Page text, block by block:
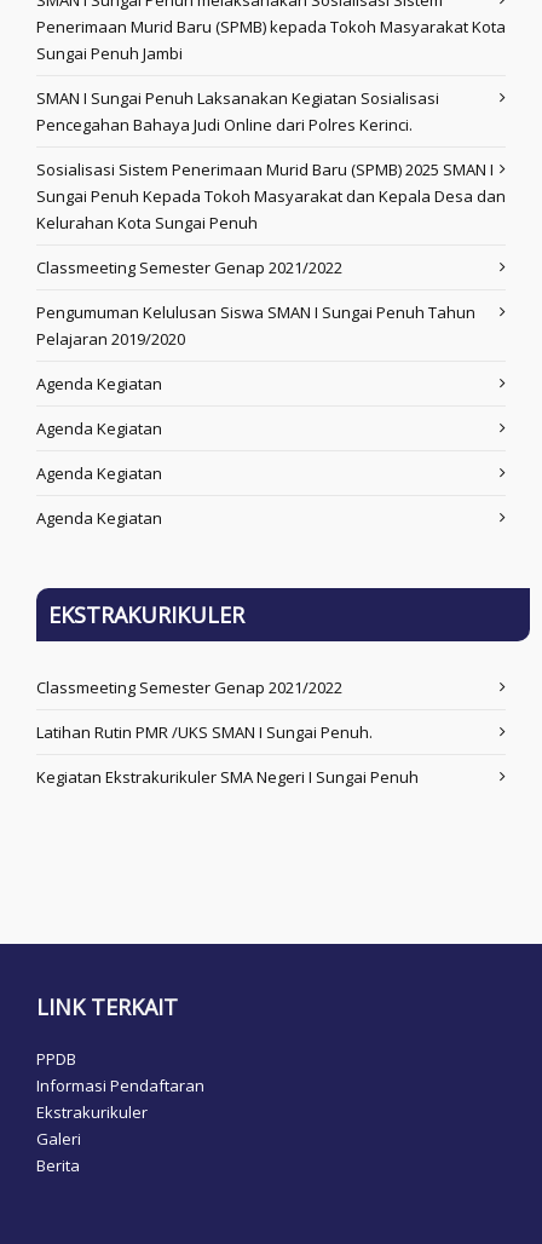
Penerimaan Murid Baru (SPMB) kepada Tokoh Masyarakat Kota
Sungai Penuh Jambi
SMAN I Sungai Penuh Laksanakan Kegiatan Sosialisasi
Pencegahan Bahaya Judi Online dari Polres Kerinci.
Sosialisasi Sistem Penerimaan Murid Baru (SPMB) 2025 SMAN I
Sungai Penuh Kepada Tokoh Masyarakat dan Kepala Desa dan
Kelurahan Kota Sungai Penuh
Classmeeting Semester Genap 2021/2022
Pengumuman Kelulusan Siswa SMAN I Sungai Penuh Tahun
Pelajaran 2019/2020
Agenda Kegiatan
Agenda Kegiatan
Agenda Kegiatan
Agenda Kegiatan
EKSTRAKURIKULER
Classmeeting Semester Genap 2021/2022
Latihan Rutin PMR /UKS SMAN I Sungai Penuh.
Kegiatan Ekstrakurikuler SMA Negeri I Sungai Penuh
LINK TERKAIT
PPDB
Informasi Pendaftaran
Ekstrakurikuler
Galeri
Berita